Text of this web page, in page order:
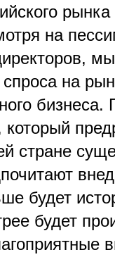
на
спроса на
который
стране
будет
будет